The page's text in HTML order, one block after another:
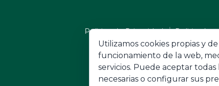
Politica de Privacidad Politica Ley
© 2026 AWI
Utilizamos cookies propias y
funcionamiento de la web,
servicios. Puede aceptar todas
necesarias o configurar sus